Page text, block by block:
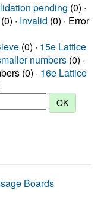
pending (0) ·
(0) · Invalid (0) · Error
(0) · 15e Lattice
numbers (0) ·
(0) · 16e Lattice
Boards